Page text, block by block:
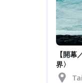
【開
界〉